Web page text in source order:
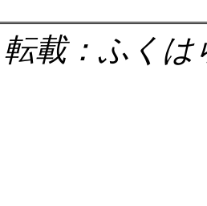
転載：ふくは